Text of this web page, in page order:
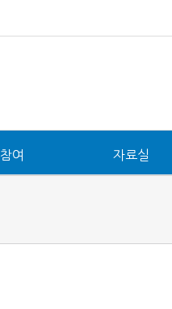
참여 자료실